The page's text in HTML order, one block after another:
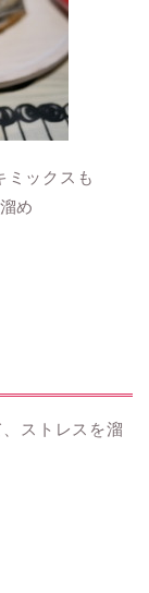
ミックスも
め
ストレスを溜